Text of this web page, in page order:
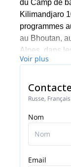
du Camp de
Kilimandjaro
programmes
au Bhoutan,
Alpes, dans
Ouzbékistan
première
haute
Parlant
l'espagnol, je
Voir plus
Russe,
Nom
Email